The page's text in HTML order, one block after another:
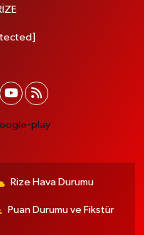
Rize Hava Durumu
Puan Durumu ve Fikstür